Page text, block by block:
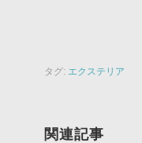
タグ: エクステリア
関連記事